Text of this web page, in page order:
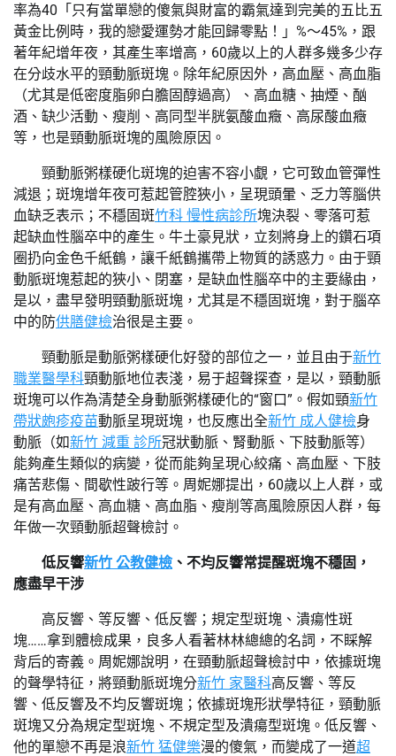
率為40「只有當單戀的傻氣與財富的霸氣達到完美的五比五
黃金比例時，我的戀愛運勢才能回歸零點！」%～45%，跟
著年紀增年夜，其產生率增高，60歲以上的人群多幾多少存
在分歧水平的頸動脈斑塊。除年紀原因外，高血壓、高血脂
（尤其是低密度脂卵白膽固醇過高）、高血糖、抽煙、酗
酒、缺少活動、瘦削、高同型半胱氨酸血癥、高尿酸血癥
等，也是頸動脈斑塊的風險原因。
頸動脈粥樣硬化斑塊的迫害不容小覷，它可致血管彈性
減退；斑塊增年夜可惹起管腔狹小，呈現頭暈、乏力等腦供
血缺乏表示；不穩固斑竹科 慢性病診所塊決裂、零落可惹
起缺血性腦卒中的產生。牛土豪見狀，立刻將身上的鑽石項
圈扔向金色千紙鶴，讓千紙鶴攜帶上物質的誘惑力。由于頸
動脈斑塊惹起的狹小、閉塞，是缺血性腦卒中的主要緣由，
是以，盡早發明頸動脈斑塊，尤其是不穩固斑塊，對于腦卒
中的防供膳健檢治很是主要。
頸動脈是動脈粥樣硬化好發的部位之一，並且由于新竹
職業醫學科頸動脈地位表淺，易于超聲探查，是以，頸動脈
斑塊可以作為清楚全身動脈粥樣硬化的“窗口”。假如頸新竹
帶狀皰疹疫苗動脈呈現斑塊，也反應出全新竹 成人健檢身
動脈（如新竹 減重 診所冠狀動脈、腎動脈、下肢動脈等）
能夠產生類似的病變，從而能夠呈現心絞痛、高血壓、下肢
痛苦悲傷、間歇性跛行等。周妮娜提出，60歲以上人群，或
是有高血壓、高血糖、高血脂、瘦削等高風險原因人群，每
年做一次頸動脈超聲檢討。
低反響新竹 公教健檢 、不均反響常提醒斑塊不穩固，
應盡早干涉
高反響、等反響、低反響；規定型斑塊、潰瘍性斑
塊……拿到體檢成果，良多人看著林林總總的名詞，不睬解
背后的寄義。周妮娜說明，在頸動脈超聲檢討中，依據斑塊
的聲學特征，將頸動脈斑塊分新竹 家醫科高反響、等反
響、低反響及不均反響斑塊；依據斑塊形狀學特征，頸動脈
斑塊又分為規定型斑塊、不規定型及潰瘍型斑塊。低反響、
他的單戀不再是浪新竹 猛健樂漫的傻氣，而變成了一道超